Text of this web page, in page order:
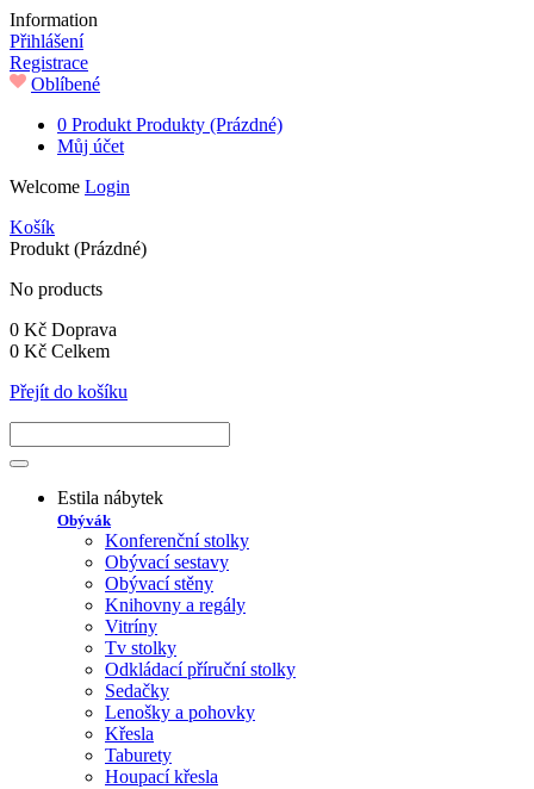
Information
Přihlášení
Registrace
Oblíbené
0 Produkt Produkty (Prázdné)
Můj účet
Welcome Login
Košík
Produkt (Prázdné)
No products
0 Kč Doprava
0 Kč Celkem
Přejít do košíku
Estila nábytek
Obývák
Konferenční stolky
Obývací sestavy
Obývací stěny
Knihovny a regály
Vitríny
Tv stolky
Odkládací příruční stolky
Sedačky
Lenošky a pohovky
Křesla
Taburety
Houpací křesla